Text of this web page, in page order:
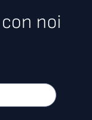
noi